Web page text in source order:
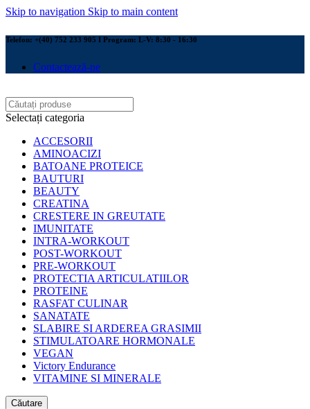
Skip to navigation Skip to main content
Telefon: +(40) 752 233 905 I Program: L-V: 8:30 - 16:30
Contactează-ne
Selectați categoria
ACCESORII
AMINOACIZI
BATOANE PROTEICE
BAUTURI
BEAUTY
CREATINA
CRESTERE IN GREUTATE
IMUNITATE
INTRA-WORKOUT
POST-WORKOUT
PRE-WORKOUT
PROTECTIA ARTICULATIILOR
PROTEINE
RASFAT CULINAR
SANATATE
SLABIRE SI ARDEREA GRASIMII
STIMULATOARE HORMONALE
VEGAN
Victory Endurance
VITAMINE SI MINERALE
Căutare